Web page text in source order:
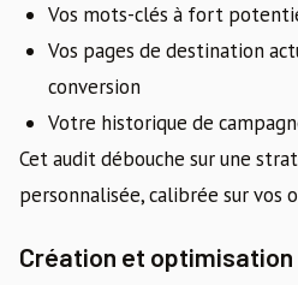
Vos mots-clés à fort
Vos pages de destination
conversion
Votre historique de
Cet audit débouche sur une
personnalisée, calibrée sur vos
Création et